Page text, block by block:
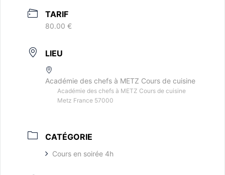
TARIF
80.00 €
LIEU
Académie des chefs à METZ Cours de cuisine
Académie des chefs à METZ Cours de cuisine
Metz France 57000
CATÉGORIE
Cours en soirée 4h